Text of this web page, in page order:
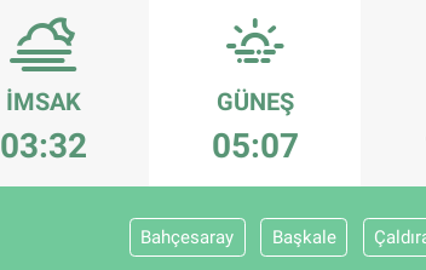
İMSAK
03:32
GÜNEŞ
05:07
Bahçesaray Başkale